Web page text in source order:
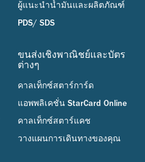
ผู้แนะนำน้ำมันและผลิตภัณฑ์
PDS/ SDS
ขนส่งเชิงพาณิชย์และบัตร
ต่างๆ
คาลเท็กซ์สตาร์การ์ด
แอพพลิเคชั่น StarCard Online
คาลเท็กซ์สตาร์แคช
วางแผนการเดินทางของคุณ